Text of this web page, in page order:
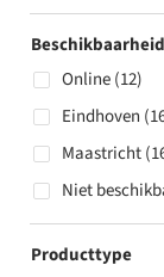
Beschikbaarheid
Eindhoven
Maastricht
Niet
Online (12)
Producttype